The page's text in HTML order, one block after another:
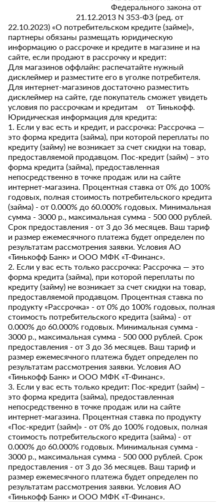
Федерального закона от
21.12.2013 N 353-ФЗ (ред. от
22.10.2023) «О потребительском кредите (займе)»,
партнеры обязаны размещать юридическую
информацию о рассрочке и кредите в магазине и на
сайте, если продают в рассрочку и кредит:
Для магазинов оффлайн: распечатайте нужный
дисклеймер и разместите его в уголке потребителя.
Для интернет-магазинов достаточно разместить
дисклеймер на сайте, где покупатель сможет увидеть
условия по рассрочкам и кредитам от Тинькофф.
Юридическая информация для кредита:
1. Если у вас есть и кредит, и рассрочка: Рассрочка —
это форма кредита (займа), при которой переплаты по
кредиту (займу) не возникает за счет скидки на товар,
предоставляемой продавцом. Пос-кредит (займ) – это
форма кредита (займа), предоставленная
непосредственно в точке продаж или на сайте
интернет-магазина. Процентная ставка от 0% до 100%
годовых, полная стоимость потребительского кредита
(займа) - от 0.000% до 60.000% годовых. Минимальная
сумма - 3000 р., максимальная сумма - 500 000 рублей.
Срок предоставления - от 3 до 36 месяцев. Ваш тариф
и размер ежемесячного платежа будет определен по
результатам рассмотрения заявки. Условия АО
«Тинькофф Банк» и ООО МФК «Т-Финанс».
2. Если у вас есть только рассрочка: Рассрочка — это
форма кредита (займа), при которой переплаты по
кредиту (займу) не возникает за счет скидки на товар,
предоставляемой продавцом. Процентная ставка по
продукту «Рассрочка» - от 0% до 100% годовых, полная
стоимость потребительского кредита (займа) - от
0.000% до 60.000% годовых. Минимальная сумма -
3000 р., максимальная сумма - 500 000 рублей. Срок
предоставления - от 3 до 36 месяцев. Ваш тариф и
размер ежемесячного платежа будет определен по
результатам рассмотрения заявки. Условия АО
«Тинькофф Банк» и ООО МФК «Т-Финанс».
3. Если у вас есть только кредит: Пос-кредит (займ) –
это форма кредита (займа), предоставленная
непосредственно в точке продаж или на сайте
интернет-магазина. Процентная ставка по продукту
«Пос-кредит (займ)» - от 0% до 100% годовых, полная
стоимость потребительского кредита (займа) - от
0.000% до 60.000% годовых. Минимальная сумма -
3000 р., максимальная сумма - 500 000 рублей. Срок
предоставления - от 3 до 36 месяцев. Ваш тариф и
размер ежемесячного платежа будет определен по
результатам рассмотрения заявки. Условия АО
«Тинькофф Банк» и ООО МФК «Т-Финанс».